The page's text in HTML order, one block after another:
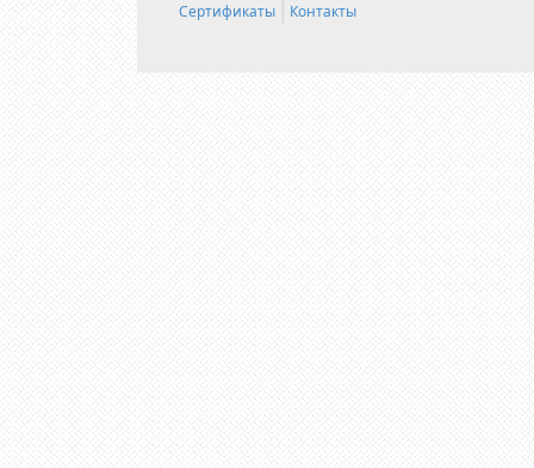
Сертификаты
Контакты